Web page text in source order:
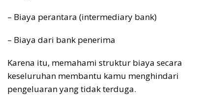
– Biaya perantara (intermediary bank)
– Biaya dari bank penerima
Karena itu, memahami struktur biaya secara
keseluruhan membantu kamu menghindari
pengeluaran yang tidak terduga.